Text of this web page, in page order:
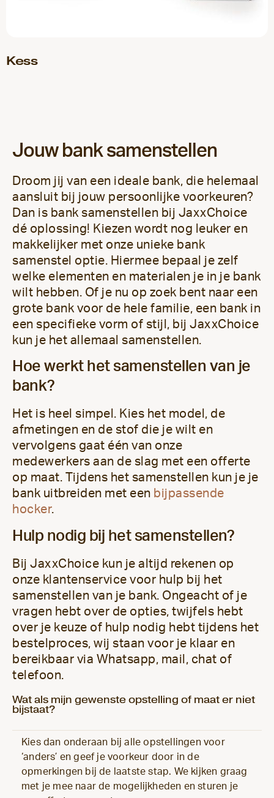
Kess
Jouw bank samenstellen
Droom jij van een ideale bank, die helemaal
aansluit bij jouw persoonlijke voorkeuren?
Dan is bank samenstellen bij JaxxChoice
dé oplossing! Kiezen wordt nog leuker en
makkelijker met onze unieke bank
samenstel optie. Hiermee bepaal je zelf
welke elementen en materialen je in je bank
wilt hebben. Of je nu op zoek bent naar een
grote bank voor de hele familie, een bank in
een specifieke vorm of stijl, bij JaxxChoice
kun je het allemaal samenstellen.
Hoe werkt het samenstellen van je
bank?
Het is heel simpel. Kies het model, de
afmetingen en de stof die je wilt en
vervolgens gaat één van onze
medewerkers aan de slag met een offerte
op maat. Tijdens het samenstellen kun je je
bank uitbreiden met een bijpassende
hocker.
Hulp nodig bij het samenstellen?
Bij JaxxChoice kun je altijd rekenen op
onze klantenservice voor hulp bij het
samenstellen van je bank. Ongeacht of je
vragen hebt over de opties, twijfels hebt
over je keuze of hulp nodig hebt tijdens het
bestelproces, wij staan voor je klaar en
bereikbaar via Whatsapp, mail, chat of
telefoon.
Wat als mijn gewenste opstelling of maat er niet
bijstaat?
Kies dan onderaan bij alle opstellingen voor
‘anders’ en geef je voorkeur door in de
opmerkingen bij de laatste stap. We kijken graag
met je mee naar de mogelijkheden en sturen je